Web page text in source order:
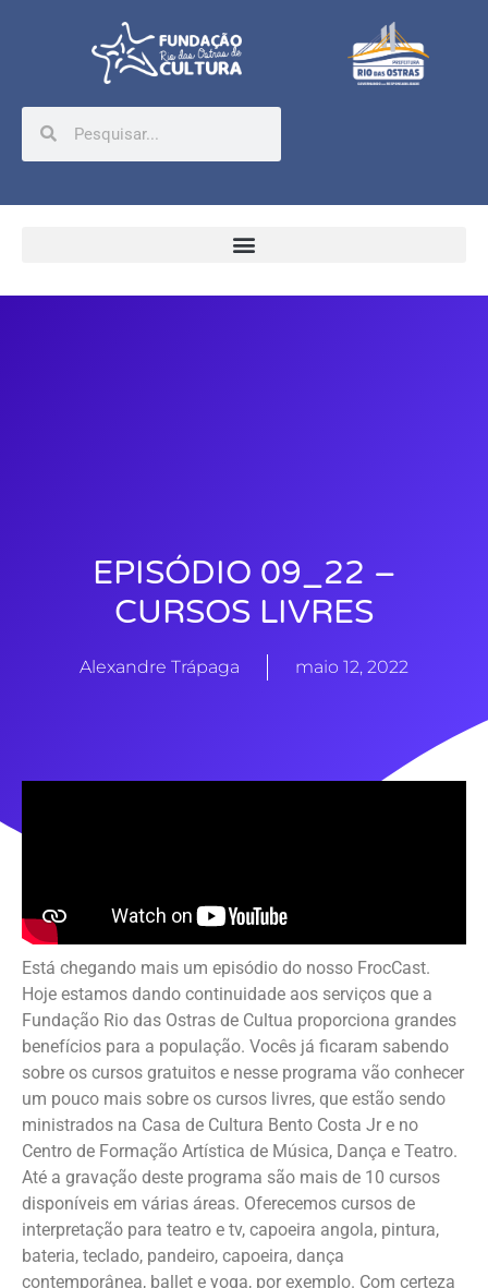
EPISÓDIO 09_22 –
CURSOS LIVRES
Alexandre Trápaga maio 12, 2022
Está chegando mais um episódio do nosso FrocCast.
Hoje estamos dando continuidade aos serviços que a
Fundação Rio das Ostras de Cultua proporciona grandes
benefícios para a população. Vocês já ficaram sabendo
sobre os cursos gratuitos e nesse programa vão conhecer
um pouco mais sobre os cursos livres, que estão sendo
ministrados na Casa de Cultura Bento Costa Jr e no
Centro de Formação Artística de Música, Dança e Teatro.
Até a gravação deste programa são mais de 10 cursos
disponíveis em várias áreas. Oferecemos cursos de
interpretação para teatro e tv, capoeira angola, pintura,
bateria, teclado, pandeiro, capoeira, dança
contemporânea, ballet e yoga, por exemplo. Com certeza